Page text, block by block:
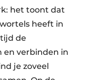
het toont dat
heeft in
de
en verbinden in
je zoveel